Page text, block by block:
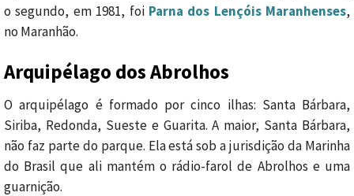
o segundo, em 1981, foi Parna dos Lençóis Maranhenses,
no Maranhão.
Arquipélago dos Abrolhos
O arquipélago é formado por cinco ilhas: Santa Bárbara,
Siriba, Redonda, Sueste e Guarita. A maior, Santa Bárbara,
não faz parte do parque. Ela está sob a jurisdição da Marinha
do Brasil que ali mantém o rádio-farol de Abrolhos e uma
guarnição.